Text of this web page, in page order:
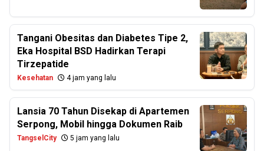
Tangani Obesitas dan Diabetes Tipe 2,
Eka Hospital BSD Hadirkan Terapi
Tirzepatide
Kesehatan 4 jam yang lalu
Lansia 70 Tahun Disekap di Apartemen
Serpong, Mobil hingga Dokumen Raib
TangselCity 5 jam yang lalu